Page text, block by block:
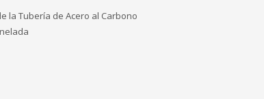
la Tubería de Acero al Carbono